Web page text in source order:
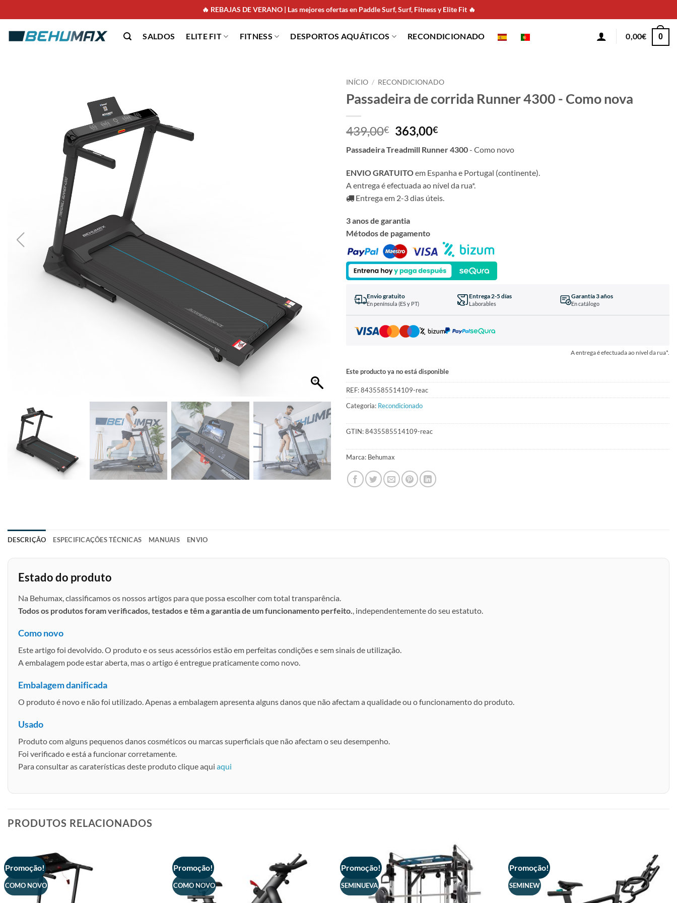
🔥 REBAJAS DE VERANO | Las mejores ofertas en Paddle Surf, Surf, Fitness y Elite Fit 🔥
SALDOS ELITE FIT FITNESS DESPORTOS AQUÁTICOS RECONDICIONADO 0,00€ 0
INÍCIO / RECONDICIONADO
Passadeira de corrida Runner 4300 - Como nova
439,00€ 363,00€
Passadeira Treadmill Runner 4300- Como novo
ENVIO GRATUITOem Espanha e Portugal (continente).
A entrega é efectuada ao nível da rua*.
Entrega em 2-3 dias úteis.
3 anos de garantia
Métodos de pagamento
Envio gratuito
En península (ES y PT)
Entrega 2-5 días
Laborables
Garantía 3 años
En catálogo
A entrega é efectuada ao nível da rua*.
Este producto ya no está disponible
REF:8435585514109-reac
Categoria: Recondicionado
GTIN:8435585514109-reac
Marca: Behumax
DESCRIÇÃO ESPECIFICAÇÕES TÉCNICAS MANUAIS ENVIO
Estado do produto
Na Behumax, classificamos os nossos artigos para que possa escolher com total transparência.
Todos os produtos foram verificados, testados e têm a garantia de um funcionamento perfeito. , independentemente do seu estatuto.
Como novo
Este artigo foi devolvido. O produto e os seus acessórios estão em perfeitas condições e sem sinais de utilização.
A embalagem pode estar aberta, mas o artigo é entregue praticamente como novo.
Embalagem danificada
O produto é novo e não foi utilizado. Apenas a embalagem apresenta alguns danos que não afectam a qualidade ou o funcionamento do produto.
Usado
Produto com alguns pequenos danos cosméticos ou marcas superficiais que não afectam o seu desempenho.
Foi verificado e está a funcionar corretamente.
Para consultar as caraterísticas deste produto clique aqui aqui
PRODUTOS RELACIONADOS
Promoção!
COMO NOVO
Promoção!
COMO NOVO
Promoção!
SEMINUEVA
Promoção!
SEMINEW